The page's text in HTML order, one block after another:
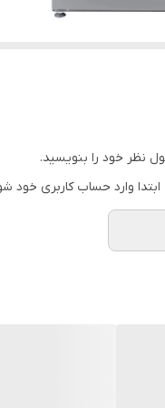
نظر خود را بنویسید.
وارد حساب کاربری خود